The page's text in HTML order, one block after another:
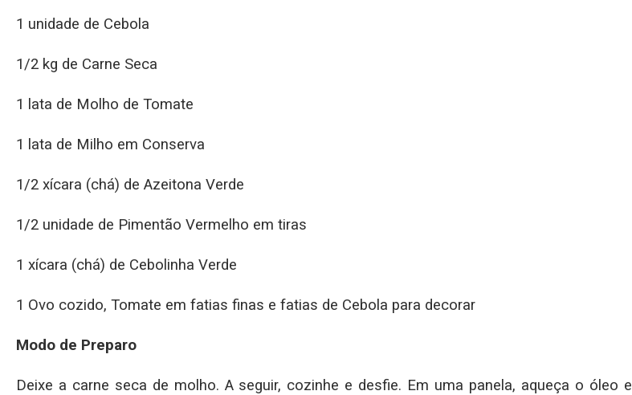
1 unidade de Cebola
1/2 kg de Carne Seca
1 lata de Molho de Tomate
1 lata de Milho em Conserva
1/2 xícara (chá) de Azeitona Verde
1/2 unidade de Pimentão Vermelho em tiras
1 xícara (chá) de Cebolinha Verde
1 Ovo cozido, Tomate em fatias finas e fatias de Cebola para decorar
Modo de Preparo
Deixe a carne seca de molho. A seguir, cozinhe e desfie. Em uma panela, aqueça o óleo e